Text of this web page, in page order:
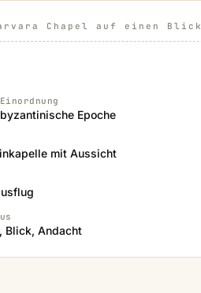
Chapel auf einen Blick
Epoche
mit Aussicht
Blick, Andacht